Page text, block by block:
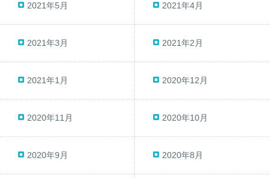
2021年5月 2021年4月
2021年3月 2021年2月
2021年1月 2020年12月
2020年11月 2020年10月
2020年9月 2020年8月